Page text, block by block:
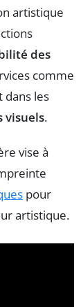
artistique
des
comme
dans les
visuels.
vise à
pour
artistique.